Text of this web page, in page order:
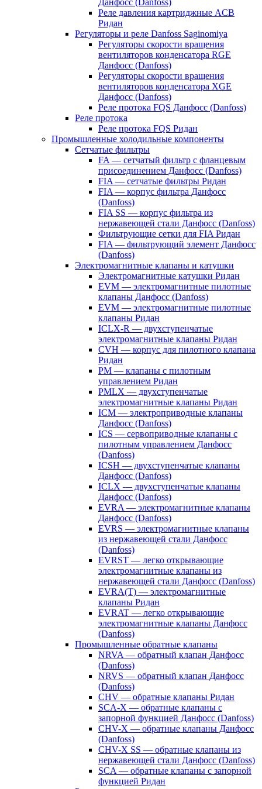
Данфосс (Danfoss)
Реле давления картриджные ACB
Ридан
Регуляторы и реле Danfoss Saginomiya
Регуляторы скорости вращения
вентиляторов конденсатора RGE
Данфосс (Danfoss)
Регуляторы скорости вращения
вентиляторов конденсатора XGE
Данфосс (Danfoss)
Реле протока FQS Данфосс (Danfoss)
Реле протока
Реле протока FQS Ридан
Промышленные холодильные компоненты
Сетчатые фильтры
FA — сетчатый фильтр с фланцевым
присоединением Данфосс (Danfoss)
FIA — сетчатые фильтры Ридан
FIA — корпус фильтра Данфосс
(Danfoss)
FIA SS — корпус фильтра из
нержавеющей стали Данфосс (Danfoss)
Фильтрующие сетки для FIA Ридан
FIA — фильтрующий элемент Данфосс
(Danfoss)
Электромагнитные клапаны и катушки
Электромагнитные катушки Ридан
EVM — электромагнитные пилотные
клапаны Данфосс (Danfoss)
EVM — электромагнитные пилотные
клапаны Ридан
ICLX-R — двухступенчатые
электромагнитные клапаны Ридан
CVH — корпус для пилотного клапана
Ридан
PM — клапаны с пилотным
управлением Ридан
PMLX — двухступенчатые
электромагнитные клапаны Ридан
ICM — электроприводные клапаны
Данфосс (Danfoss)
ICS — сервоприводные клапаны с
пилотным управлением Данфосс
(Danfoss)
ICSH — двухступенчатые клапаны
Данфосс (Danfoss)
ICLX — двухступенчатые клапаны
Данфосс (Danfoss)
EVRA — электромагнитные клапаны
Данфосс (Danfoss)
EVRS — электромагнитные клапаны
из нержавеющей стали Данфосс
(Danfoss)
EVRST — легко открывающие
электромагнитные клапаны из
нержавеющей стали Данфосс (Danfoss)
EVRA(T) — электромагнитные
клапаны Ридан
EVRAT — легко открывающие
электромагнитные клапаны Данфосс
(Danfoss)
Промышленные обратные клапаны
NRVA — обратный клапан Данфосс
(Danfoss)
NRVS — обратный клапан Данфосс
(Danfoss)
CHV — обратные клапаны Ридан
SCA-X — обратные клапаны с
запорной функцией Данфосс (Danfoss)
CHV-X — обратные клапаны Данфосс
(Danfoss)
CHV-X SS — обратные клапаны из
нержавеющей стали Данфосс (Danfoss)
SCA — обратные клапаны с запорной
функцией Ридан